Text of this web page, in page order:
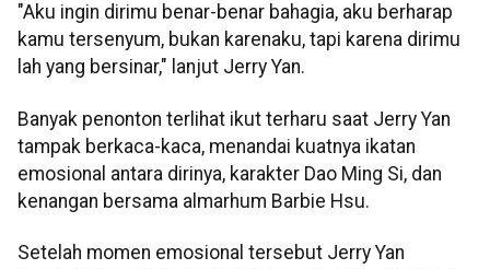
"Aku ingin dirimu benar-benar bahagia, aku berharap
kamu tersenyum, bukan karenaku, tapi karena dirimu
lah yang bersinar," lanjut Jerry Yan.
Banyak penonton terlihat ikut terharu saat Jerry Yan
tampak berkaca-kaca, menandai kuatnya ikatan
emosional antara dirinya, karakter Dao Ming Si, dan
kenangan bersama almarhum Barbie Hsu.
Setelah momen emosional tersebut Jerry Yan